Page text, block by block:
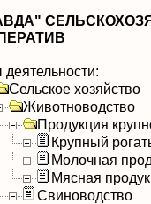
Сельское хозяйство
Животноводство
Продукция
Крупный
Молочная
Мясная
Свиноводство